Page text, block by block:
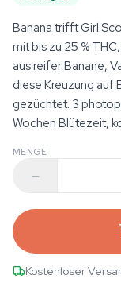
Banana trifft Girl
mit bis zu 25 %
aus reifer Banane,
diese Kreuzung auf
gezüchtet. 3
Wochen Blütezeit,
MENGE
Kostenloser